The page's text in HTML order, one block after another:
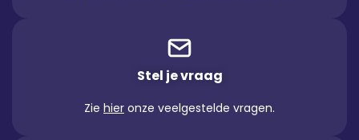
Stel je vraag
Zie hier onze veelgestelde vragen.